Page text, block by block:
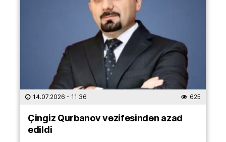
14.07.2026 - 11:36 625
Çingiz Qurbanov vəzifəsindən azad
edildi